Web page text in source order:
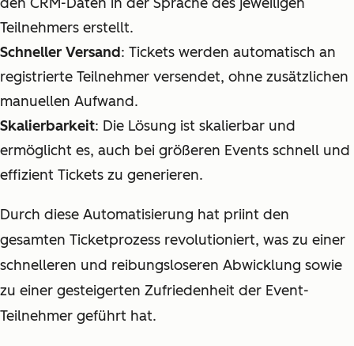
Teilnehmers erstellt.
Schneller Versand: Tickets werden automatisch an
registrierte Teilnehmer versendet, ohne zusätzlichen
manuellen Aufwand.
Skalierbarkeit: Die Lösung ist skalierbar und
ermöglicht es, auch bei größeren Events schnell und
effizient Tickets zu generieren.
Durch diese Automatisierung hat priint den
gesamten Ticketprozess revolutioniert, was zu einer
schnelleren und reibungsloseren Abwicklung sowie
zu einer gesteigerten Zufriedenheit der Event-
Teilnehmer geführt hat.